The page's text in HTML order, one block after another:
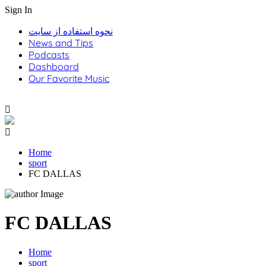
Sign In
نحوه استفاده از سایت
News and Tips
Podcasts
Dashboard
Our Favorite Music
Home
sport
FC DALLAS
FC DALLAS
Home
sport